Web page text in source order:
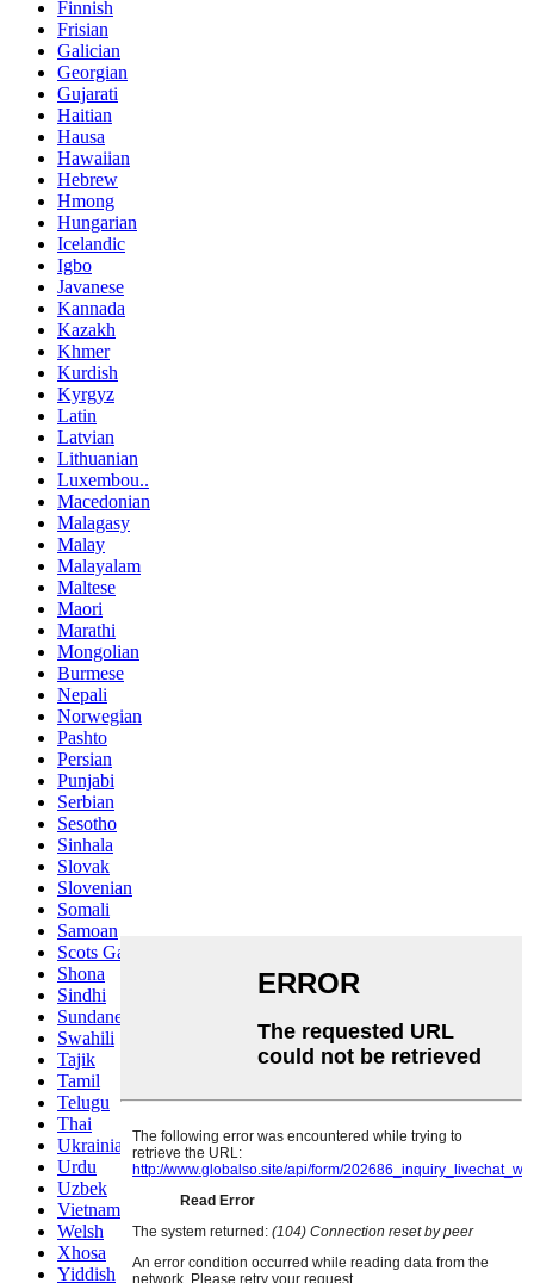
Finnish
Frisian
Galician
Georgian
Gujarati
Haitian
Hausa
Hawaiian
Hebrew
Hmong
Hungarian
Icelandic
Igbo
Javanese
Kannada
Kazakh
Khmer
Kurdish
Kyrgyz
Latin
Latvian
Lithuanian
Luxembou..
Macedonian
Malagasy
Malay
Malayalam
Maltese
Maori
Marathi
Mongolian
Burmese
Nepali
Norwegian
Pashto
Persian
Punjabi
Serbian
Sesotho
Sinhala
Slovak
Slovenian
Somali
Samoan
Scots Gaelic
Shona
Sindhi
Sundanese
Swahili
Tajik
Tamil
Telugu
Thai
Ukrainian
Urdu
Uzbek
Vietnamese
Welsh
Xhosa
Yiddish